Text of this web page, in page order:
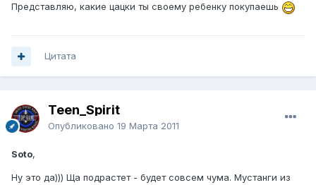
Представляю, какие цацки ты своему ребенку покупаешь
Цитата
Teen_Spirit
Опубликовано 19 Марта 2011
Soto,
Ну это да))) Ща подрастет - будет совсем чума. Мустанги из